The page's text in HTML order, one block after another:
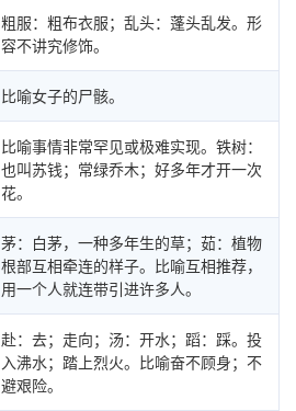
粗服：粗布衣服；乱头：蓬头乱发。形
容不讲究修饰。
比喻女子的尸骸。
比喻事情非常罕见或极难实现。铁树：
也叫苏钱；常绿乔木；好多年才开一次
花。
茅：白茅，一种多年生的草；茹：植物
根部互相牵连的样子。比喻互相推荐，
用一个人就连带引进许多人。
赴：去；走向；汤：开水；蹈：踩。投
入沸水；踏上烈火。比喻奋不顾身；不
避艰险。